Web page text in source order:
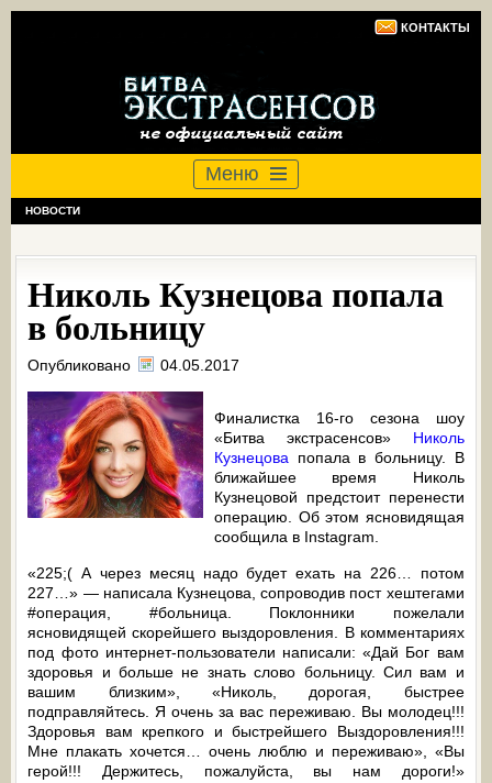
КОНТАКТЫ
Меню
НОВОСТИ
Николь Кузнецова попала
в больницу
Опубликовано 04.05.2017
Финалистка 16-го сезона шоу
«Битва экстрасенсов» Николь
Кузнецова попала в больницу. В
ближайшее время Николь
Кузнецовой предстоит перенести
операцию. Об этом ясновидящая
сообщила в Instagram.
«225;( А через месяц надо будет ехать на 226… потом
227…» — написала Кузнецова, сопроводив пост хештегами
#операция, #больница. Поклонники пожелали
ясновидящей скорейшего выздоровления. В комментариях
под фото интернет-пользователи написали: «Дай Бог вам
здоровья и больше не знать слово больницу. Сил вам и
вашим близким», «Николь, дорогая, быстрее
подправляйтесь. Я очень за вас переживаю. Вы молодец!!!
Здоровья вам крепкого и быстрейшего Выздоровления!!!
Мне плакать хочется… очень люблю и переживаю», «Вы
герой!!! Держитесь, пожалуйста, вы нам дороги!»